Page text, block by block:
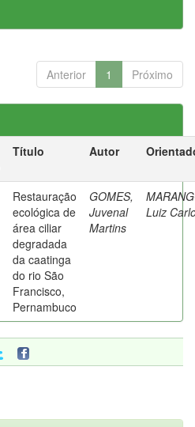
Anterior 1 Próximo
Título Autor
Restauração
ecológica de
área ciliar
degradada
da caatinga
do rio São
Francisco,
Pernambuco
GOMES,
Juvenal
Martins
Luiz